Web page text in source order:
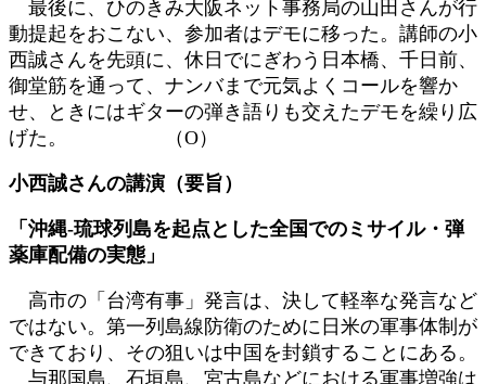
最後に、ひのきみ大阪ネット事務局の山田さんが行
動提起をおこない、参加者はデモに移った。講師の小
西誠さんを先頭に、休日でにぎわう日本橋、千日前、
御堂筋を通って、ナンバまで元気よくコールを響か
せ、ときにはギターの弾き語りも交えたデモを繰り広
げた。 （О）
小西誠さんの講演（要旨）
「沖縄‐琉球列島を起点とした全国でのミサイル・弾
薬庫配備の実態」
高市の「台湾有事」発言は、決して軽率な発言など
ではない。第一列島線防衛のために日米の軍事体制が
できており、その狙いは中国を封鎖することにある。
与那国島、石垣島、宮古島などにおける軍事増強は